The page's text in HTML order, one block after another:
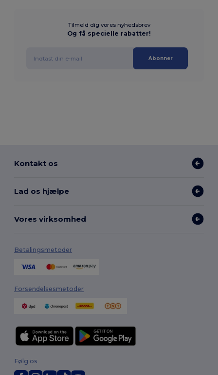
Tilmeld dig vores nyhedsbrev
Og få specielle rabatter!
Abonner
Kontakt os
Lad os hjælpe
Vores virksomhed
Betalingsmetoder
Forsendelsesmetoder
Følg os